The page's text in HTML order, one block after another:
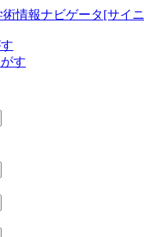
情報ナビゲータ[サイ
す